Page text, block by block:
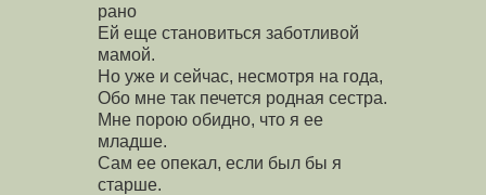
рано
Ей еще становиться заботливой
мамой.
Но уже и сейчас, несмотря на года,
Обо мне так печется родная сестра.
Мне порою обидно, что я ее
младше.
Сам ее опекал, если был бы я
старше.